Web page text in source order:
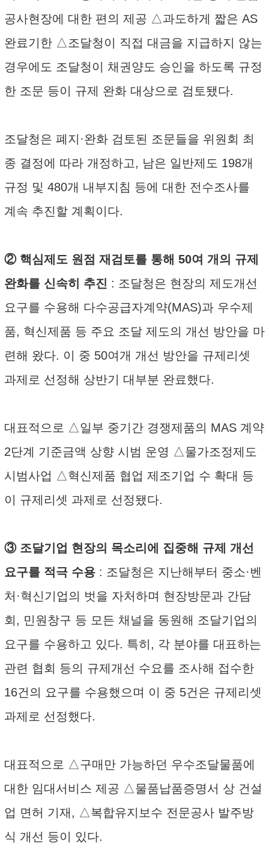
공사현장에 대한 편의 제공 △과도하게 짧은 AS
완료기한 △조달청이 직접 대금을 지급하지 않는
경우에도 조달청이 채권양도 승인을 하도록 규정
한 조문 등이 규제 완화 대상으로 검토됐다.
조달청은 폐지·완화 검토된 조문들을 위원회 최
종 결정에 따라 개정하고, 남은 일반제도 198개
규정 및 480개 내부지침 등에 대한 전수조사를
계속 추진할 계획이다.
② 핵심제도 원점 재검토를 통해 50여 개의 규제
완화를 신속히 추진 : 조달청은 현장의 제도개선
요구를 수용해 다수공급자계약(MAS)과 우수제
품, 혁신제품 등 주요 조달 제도의 개선 방안을 마
련해 왔다. 이 중 50여개 개선 방안을 규제리셋
과제로 선정해 상반기 대부분 완료했다.
대표적으로 △일부 중기간 경쟁제품의 MAS 계약
2단계 기준금액 상향 시범 운영 △물가조정제도
시범사업 △혁신제품 협업 제조기업 수 확대 등
이 규제리셋 과제로 선정됐다.
③ 조달기업 현장의 목소리에 집중해 규제 개선
요구를 적극 수용 : 조달청은 지난해부터 중소·벤
처·혁신기업의 벗을 자처하며 현장방문과 간담
회, 민원창구 등 모든 채널을 동원해 조달기업의
요구를 수용하고 있다. 특히, 각 분야를 대표하는
관련 협회 등의 규제개선 수요를 조사해 접수한
16건의 요구를 수용했으며 이 중 5건은 규제리셋
과제로 선정했다.
대표적으로 △구매만 가능하던 우수조달물품에
대한 임대서비스 제공 △물품납품증명서 상 건설
업 면허 기재, △복합유지보수 전문공사 발주방
식 개선 등이 있다.